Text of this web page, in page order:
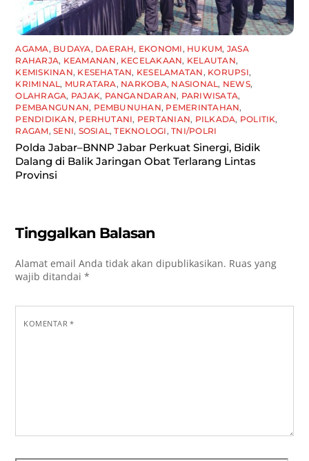
AGAMA, BUDAYA, DAERAH, EKONOMI, HUKUM, JASA
RAHARJA, KEAMANAN, KECELAKAAN, KELAUTAN,
KEMISKINAN, KESEHATAN, KESELAMATAN, KORUPSI,
KRIMINAL, MURATARA, NARKOBA, NASIONAL, NEWS,
OLAHRAGA, PAJAK, PANGANDARAN, PARIWISATA,
PEMBANGUNAN, PEMBUNUHAN, PEMERINTAHAN,
PENDIDIKAN, PERHUTANI, PERTANIAN, PILKADA, POLITIK,
RAGAM,SENI, SOSIAL,TEKNOLOGI,TNI/POLRI
Polda Jabar–BNNP Jabar Perkuat Sinergi, Bidik
Dalang di Balik Jaringan Obat Terlarang Lintas
Provinsi
Tinggalkan Balasan
Alamat email Anda tidak akan dipublikasikan. Ruas yang
wajib ditandai*
KOMENTAR*